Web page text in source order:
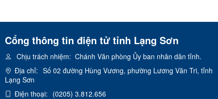
Cổng thông tin điện tử tỉnh Lạng Sơn
Chịu trách nhiệm: Chánh Văn phòng Ủy ban nhân dân tỉnh.
Địa chỉ: Số 02 đường Hùng Vương, phường Lương Văn Tri, tỉnh
Lạng Sơn
Điện thoại: (0205) 3.812.656